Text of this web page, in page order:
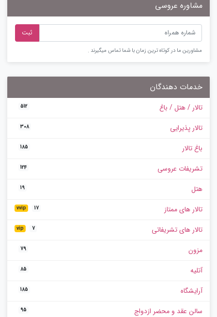
مشاوره عروسی
ثبت
مشاورین ما در کوتاه ترین زمان با شما تماس میگیرند .
خدمات دهندگان
تالار / هتل / باغ 512
تالار پذیرایی 308
باغ تالار 185
تشریفات عروسی 124
هتل 19
تالار های ممتاز vvip 17
تالار های تشریفاتی vip 7
مزون 79
آتلیه 85
آرایشگاه 185
سالن عقد و محضر ازدواج 95